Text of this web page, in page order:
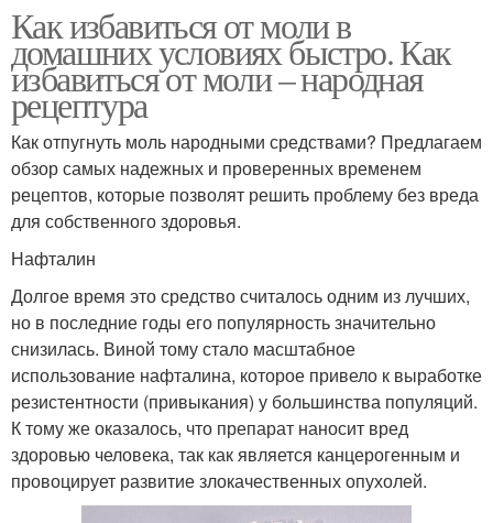
Как избавиться от моли в
домашних условиях быстро. Как
избавиться от моли – народная
рецептура
Как отпугнуть моль народными средствами? Предлагаем
обзор самых надежных и проверенных временем
рецептов, которые позволят решить проблему без вреда
для собственного здоровья.
Нафталин
Долгое время это средство считалось одним из лучших,
но в последние годы его популярность значительно
снизилась. Виной тому стало масштабное
использование нафталина, которое привело к выработке
резистентности (привыкания) у большинства популяций.
К тому же оказалось, что препарат наносит вред
здоровью человека, так как является канцерогенным и
провоцирует развитие злокачественных опухолей.